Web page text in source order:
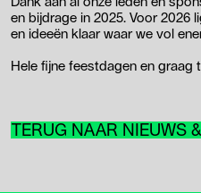
en bijdrage in 2025. Voor 2026
en ideeën klaar waar we vol
Hele fijne feestdagen en graag
TERUG NAAR NIEUWS